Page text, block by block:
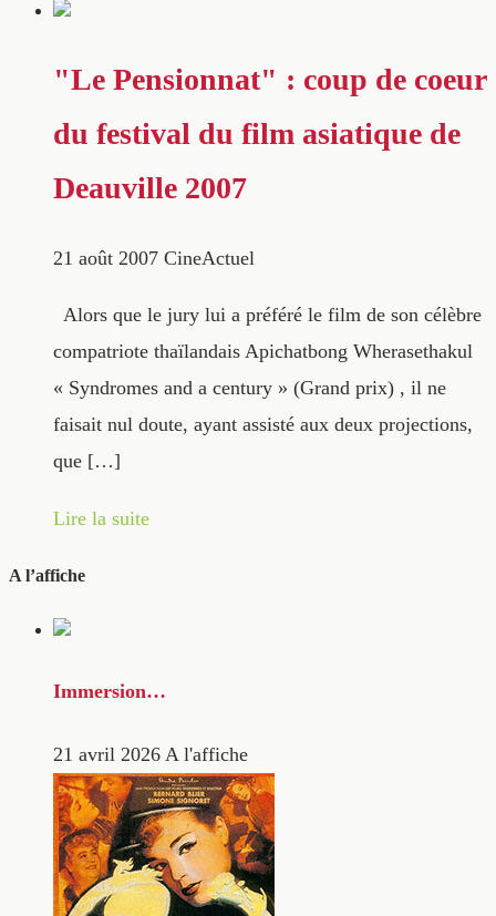
"Le Pensionnat" : coup de coeur
du festival du film asiatique de
Deauville 2007
21 août 2007 CineActuel
Alors que le jury lui a préféré le film de son célèbre
compatriote thaïlandais Apichatbong Wherasethakul
« Syndromes and a century » (Grand prix) , il ne
faisait nul doute, ayant assisté aux deux projections,
que […]
Lire la suite
A l’affiche
Immersion…
21 avril 2026 A l'affiche